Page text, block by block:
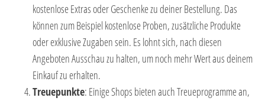
kostenlose Extras oder Geschenke zu deiner Bestellung. Das
können zum Beispiel kostenlose Proben, zusätzliche Produkte
oder exklusive Zugaben sein. Es lohnt sich, nach diesen
Angeboten Ausschau zu halten, um noch mehr Wert aus deinem
Einkauf zu erhalten.
Treuepunkte: Einige Shops bieten auch Treueprogramme an,